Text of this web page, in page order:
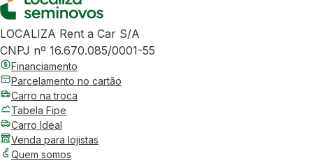
LOCALIZA Rent a Car S/A
CNPJ nº 16.670.085/0001-55
Financiamento
Parcelamento no cartão
Carro na troca
Tabela Fipe
Carro Ideal
Venda para lojistas
Quem somos